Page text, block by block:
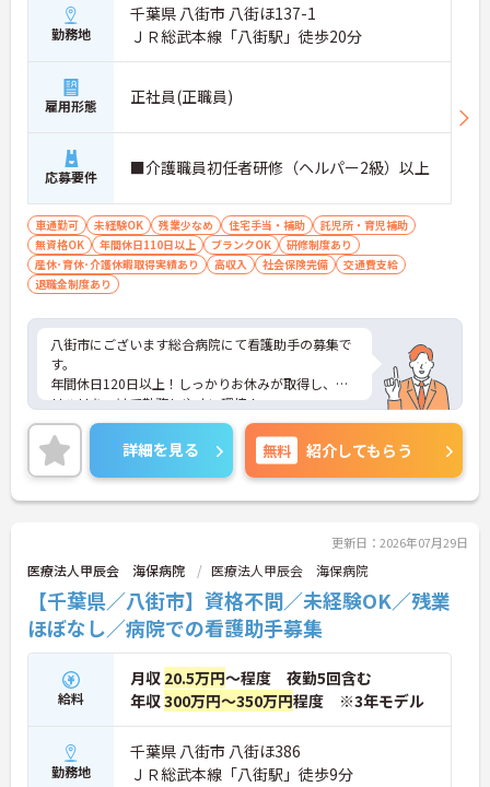
勤務地
千葉県 八街市 八街ほ137-1
ＪＲ総武本線「八街駅」徒歩20分
雇用形態 正社員(正職員)
応募要件 ■介護職員初任者研修（ヘルパー2級）以上
車通勤可 未経験OK 残業少なめ 住宅手当・補助
託児所・育児補助
無資格OK
年間休日110日以上 ブランクOK
研修制度あり
産休･育休･介護休暇取得実績あり
高収入 社会保険完備
交通費支給
退職金制度あり
八街市にございます総合病院にて看護助手の募集で
す。
年間休日120日以上！しっかりお休みが取得し、メ
リハリをつけて勤務しやすい環境！
残業も少なめで、ワークライフバランス重視の方に
オススメの求人ですよ◎
また24時間対応の託児所も完備！小さなお子様がい
らっしゃる方でも安心して勤務していただけます♪
ご興味ある方には、面接対策ポイントなど、さらに
詳細を見る 無料 紹介してもらう
更新日：2026年07月29日
医療法人甲辰会 海保病院 医療法人甲辰会 海保病院
【千葉県／八街市】資格不問／未経験OK／残業
ほぼなし／病院での看護助手募集
給料
月収 20.5万円～程度 夜勤5回含む
年収300万円～350万円程度 ※3年モデル
勤務地
千葉県 八街市 八街ほ386
ＪＲ総武本線「八街駅」徒歩9分